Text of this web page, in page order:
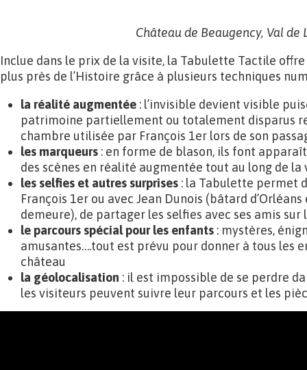
Château de Beaugency, Val de
Inclue dans le prix de la visite, la Tabulette Tactile
plus près de l’Histoire grâce à plusieurs techniques
la réalité augmentée : l’invisible devient visible
patrimoine partiellement ou totalement disparus
chambre utilisée par François 1er lors de son
les marqueurs : en forme de blason, ils font
des scènes en réalité augmentée tout au long de la
les selfies et autres surprises : la Tabulette permet
François 1er ou avec Jean Dunois (bâtard
demeure), de partager les selfies avec ses amis sur
le parcours spécial pour les enfants : mystères,
amusantes….tout est prévu pour donner à tous les
château
la géolocalisation : il est impossible de se perdre
les visiteurs peuvent suivre leur parcours et les